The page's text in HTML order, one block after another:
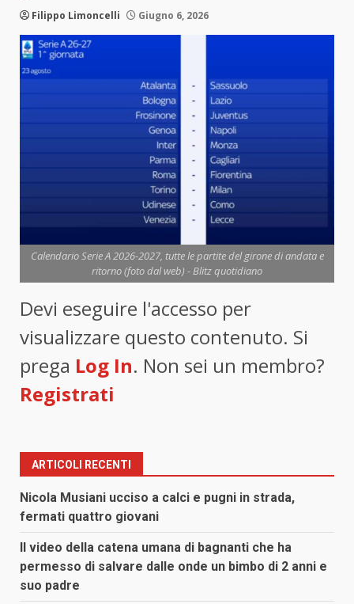
Filippo Limoncelli Giugno 6, 2026
Calendario Serie A 2026-2027, tutte le partite del girone di andata e
ritorno (foto dal web) - Blitz quotidiano
Devi eseguire l'accesso per
visualizzare questo contenuto. Si
prega Log In. Non sei un membro?
Registrati
ARTICOLI RECENTI
Nicola Musiani ucciso a calci e pugni in strada,
fermati quattro giovani
Il video della catena umana di bagnanti che ha
permesso di salvare dalle onde un bimbo di 2 anni e
suo padre